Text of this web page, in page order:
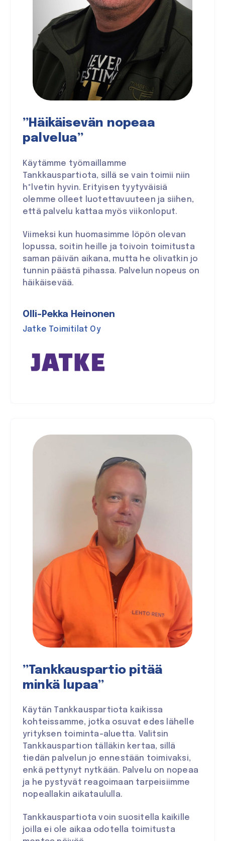
”Häikäisevän nopeaa
palvelua”
Käytämme työmaillamme
Tankkauspartiota, sillä se vain toimii niin
h*lvetin hyvin. Erityisen tyytyväisiä
olemme olleet luotettavuuteen ja siihen,
että palvelu kattaa myös viikonloput.
Viimeksi kun huomasimme löpön olevan
lopussa, soitin heille ja toivoin toimitusta
saman päivän aikana, mutta he olivatkin jo
tunnin päästä pihassa. Palvelun nopeus on
häikäisevää.
Olli-Pekka Heinonen
Jatke Toimitilat Oy
”Tankkauspartio pitää
minkä lupaa”
Käytän Tankkauspartiota kaikissa
kohteissamme, jotka osuvat edes lähelle
yrityksen toiminta-aluetta. Valitsin
Tankkauspartion tälläkin kertaa, sillä
tiedän palvelun jo ennestään toimivaksi,
enkä pettynyt nytkään. Palvelu on nopeaa
ja he pystyvät reagoimaan tarpeisiimme
nopeallakin aikataululla.
Tankkauspartiota voin suositella kaikille
joilla ei ole aikaa odotella toimitusta